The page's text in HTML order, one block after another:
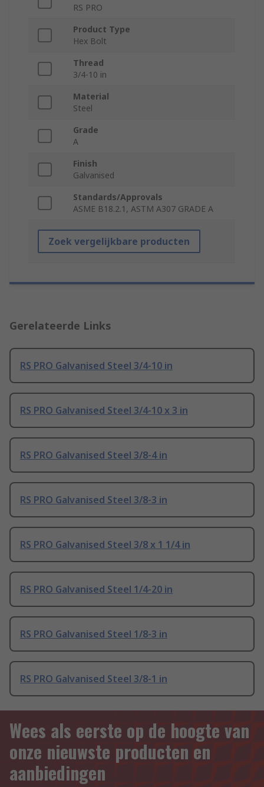
RS PRO
Product Type
Hex Bolt
Thread
3/4-10 in
Material
Steel
Grade
A
Finish
Galvanised
Standards/Approvals
ASME B18.2.1, ASTM A307 GRADE A
Zoek vergelijkbare producten
Gerelateerde Links
RS PRO Galvanised Steel 3/4-10 in
RS PRO Galvanised Steel 3/4-10 x 3 in
RS PRO Galvanised Steel 3/8-4 in
RS PRO Galvanised Steel 3/8-3 in
RS PRO Galvanised Steel 3/8 x 1 1/4 in
RS PRO Galvanised Steel 1/4-20 in
RS PRO Galvanised Steel 1/8-3 in
RS PRO Galvanised Steel 3/8-1 in
Wees als eerste op de hoogte van
onze nieuwste producten en
aanbiedingen